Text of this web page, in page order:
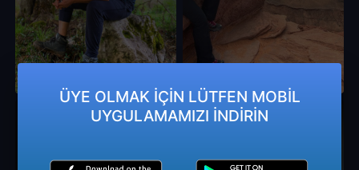
ÜYE OLMAK İÇİN LÜTFEN MOBİL
UYGULAMAMIZI İNDİRİN